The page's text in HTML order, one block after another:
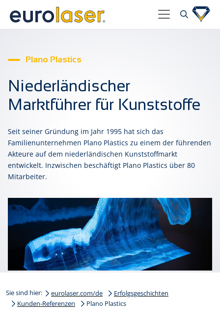
Plano Plastics
Niederländischer
Marktführer für Kunststoffe
Seit seiner Gründung im Jahr 1995 hat sich das
Familienunternehmen Plano Plastics zu einem der führenden
Akteure auf dem niederländischen Kunststoffmarkt
entwickelt. Inzwischen beschäftigt Plano Plastics über 80
Mitarbeiter.
Sie sind hier: eurolaser.com/de
Erfolgsgeschichten
Kunden-Referenzen
Plano Plastics